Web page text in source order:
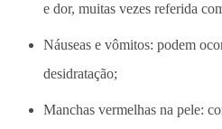
e dor, muitas vezes referida
Náuseas e vômitos: podem
desidratação;
Manchas vermelhas na pele: